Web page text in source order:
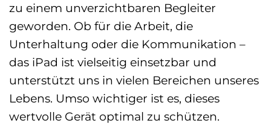
zu einem unverzichtbaren Begleiter
geworden. Ob für die Arbeit, die
Unterhaltung oder die Kommunikation –
das iPad ist vielseitig einsetzbar und
unterstützt uns in vielen Bereichen unseres
Lebens. Umso wichtiger ist es, dieses
wertvolle Gerät optimal zu schützen.